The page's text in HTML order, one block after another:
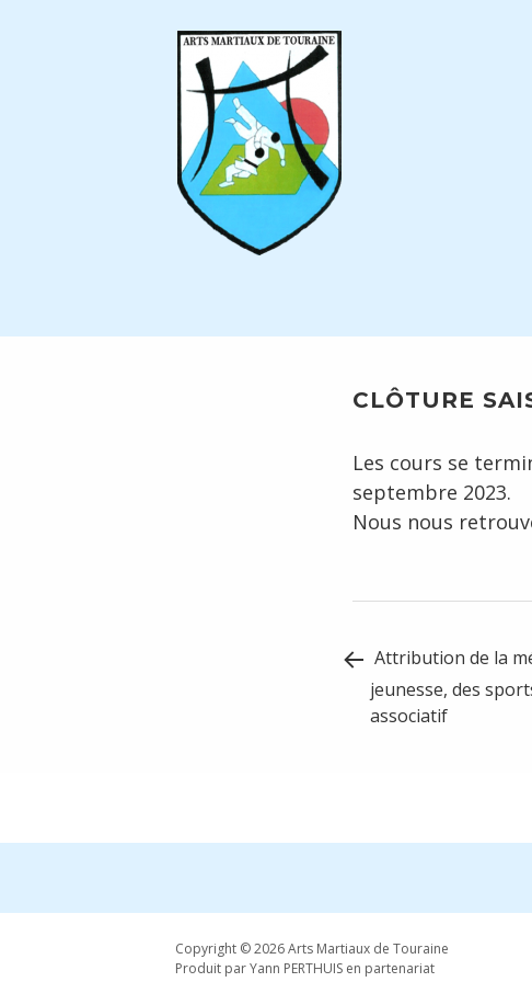
CLÔTURE
Les cours se
septembre 2023.
Nous nous
Post
navigation
Attribution de la
jeunesse, des
associatif
Copyright © 2026 Arts Martiaux de Touraine
Produit par Yann PERTHUIS en partenariat